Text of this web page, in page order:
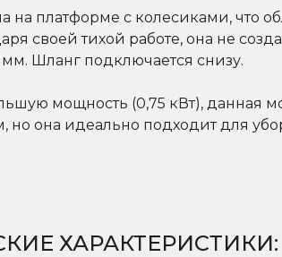
на платформе с колесиками, что
своей тихой работе, она не
Шланг подключается снизу.
мощность (0,75 кВт), данная
но она идеально подходит для
ХАРАКТЕРИСТИКИ: